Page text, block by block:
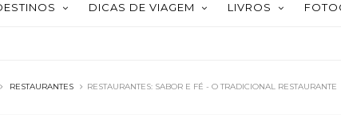
DICAS DE VIAGEM LIVROS
RESTAURANTES
RESTAURANTES: SABOR E FÉ - O TRADICIONAL RESTAURANTE